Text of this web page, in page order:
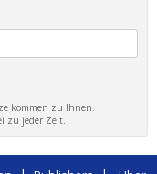
kommen zu Ihnen.
zu jeder Zeit.